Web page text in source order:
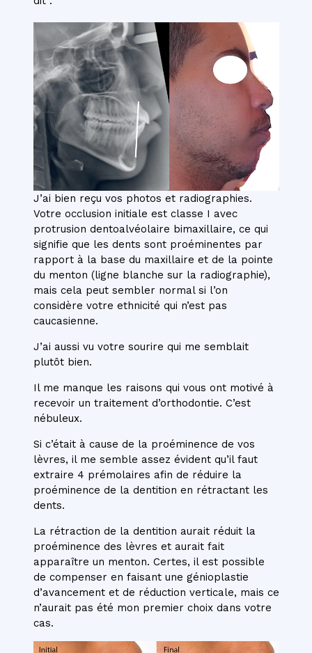
J’ai bien reçu vos photos et radiographies.
Votre occlusion initiale est classe I avec
protrusion dentoalvéolaire bimaxillaire, ce qui
signifie que les dents sont proéminentes par
rapport à la base du maxillaire et de la pointe
du menton (ligne blanche sur la radiographie),
mais cela peut sembler normal si l’on
considère votre ethnicité qui n’est pas
caucasienne.
J’ai aussi vu votre sourire qui me semblait
plutôt bien.
Il me manque les raisons qui vous ont motivé à
recevoir un traitement d’orthodontie. C’est
nébuleux.
Si c’était à cause de la proéminence de vos
lèvres, il me semble assez évident qu’il faut
extraire 4 prémolaires afin de réduire la
proéminence de la dentition en rétractant les
dents.
La rétraction de la dentition aurait réduit la
proéminence des lèvres et aurait fait
apparaître un menton. Certes, il est possible
de compenser en faisant une génioplastie
d’avancement et de réduction verticale, mais ce
n’aurait pas été mon premier choix dans votre
cas.